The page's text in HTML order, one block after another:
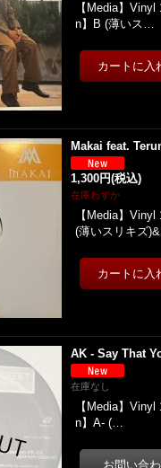
【Media】
n】B (薄いス…
Makai feat.
1,300円(税込)
在庫わずか
【Media】
(薄いスリキズ
AK - Say That
在庫なし
【Media】
n】A- (…